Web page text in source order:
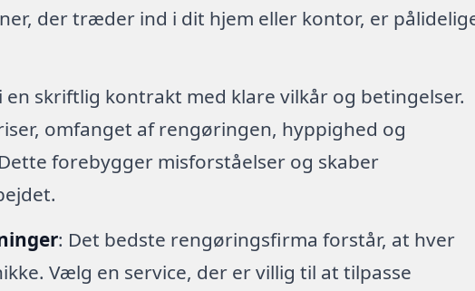
der træder ind i dit hjem eller kontor, er
en skriftlig kontrakt med klare vilkår og betingelser.
omfanget af rengøringen, hyppighed og
forebygger misforståelser og skaber
: Det bedste rengøringsfirma forstår, at hver
Vælg en service, der er villig til at tilpasse